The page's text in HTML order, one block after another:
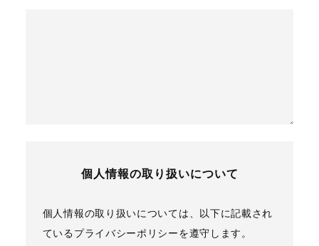
個人情報の取り扱いについて
個人情報の取り扱いについては、以下に記載され
ているプライバシーポリシーを遵守します。